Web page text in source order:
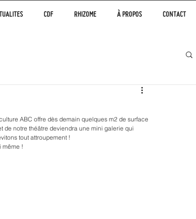
CDF RHIZOME À PROPOS CONTACT
ABC offre dès demain quelques m2 de surface
de notre théâtre deviendra une mini galerie qui
tout attroupement !
même !